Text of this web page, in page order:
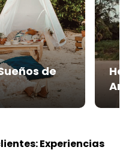
de
Experiencias